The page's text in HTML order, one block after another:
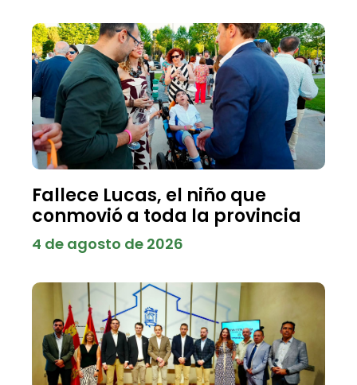
Fallece Lucas, el niño que
conmovió a toda la provincia
4 de agosto de 2026